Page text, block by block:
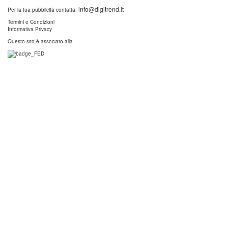
Per la tua pubblicità contatta: info@digitrend.it
Termini e Condizioni
Informativa Privacy
Questo sito è associato alla